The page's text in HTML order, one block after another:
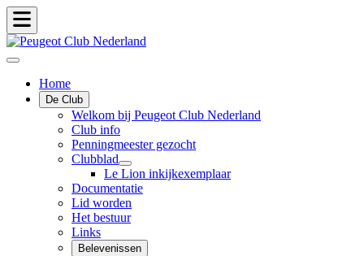
Home
De Club
Welkom bij Peugeot Club Nederland
Club info
Penningmeester gezocht
Clubblad
Le Lion inkijkexemplaar
Documentatie
Lid worden
Het bestuur
Links
Belevenissen